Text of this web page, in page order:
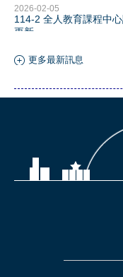
2026-02-05
114-2 全人教育課程中
更新
更多最新訊息